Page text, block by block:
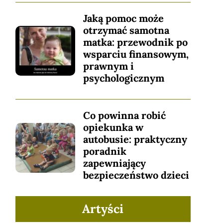
Jaką pomoc może
otrzymać samotna
matka: przewodnik po
wsparciu finansowym,
prawnym i
psychologicznym
Co powinna robić
opiekunka w
autobusie: praktyczny
poradnik
zapewniający
bezpieczeństwo dzieci
Artyści